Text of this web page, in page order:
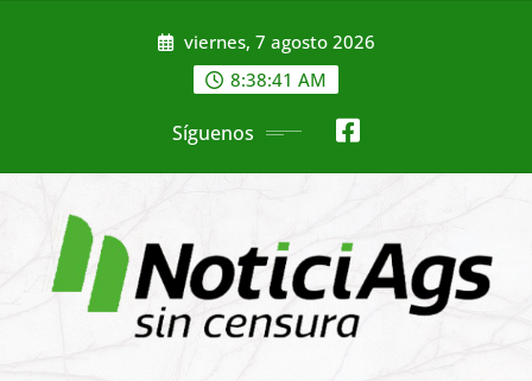
viernes, 7 agosto 2026
8:38:43 AM
Síguenos